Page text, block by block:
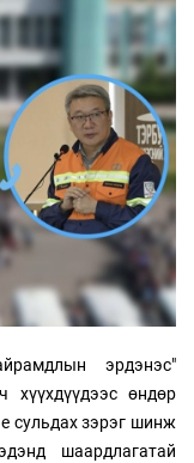
эрдэнэс"
хүүхдүүдээс өндөр
сульдах зэрэг шинж
шаардлагатай